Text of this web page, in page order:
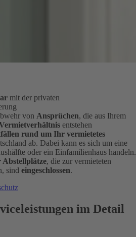
mit der privaten
von Ansprüchen, die aus Ihrem
entstehen
rund um Ihr vermietetes
ab. Dabei kann es sich um eine
oder ein Einfamilienhaus handeln.
Abstellplätze, die zur vermieteten
sind eingeschlossen.
im Detail